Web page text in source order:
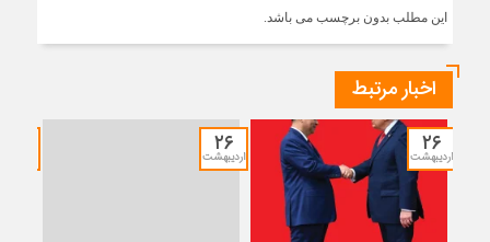
این مطلب بدون برچسب می باشد.
اخبار مرتبط
۲۶
اردیبهشت ۲۶
اردیبهشت